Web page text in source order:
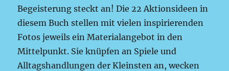
Begeisterung steckt an! Die 22 Aktionsideen in
diesem Buch stellen mit vielen inspirierenden
Fotos jeweils ein Materialangebot in den
Mittelpunkt. Sie knüpfen an Spiele und
Alltagshandlungen der Kleinsten an, wecken